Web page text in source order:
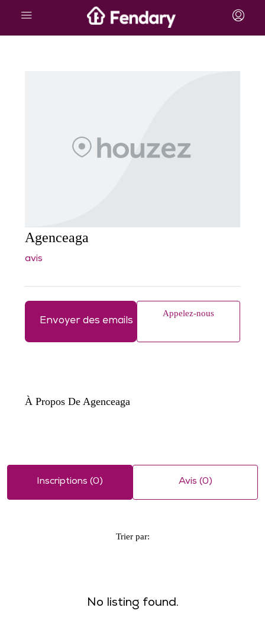
Agenceaga
avis
Envoyer des emails
Appelez-nous
À Propos De Agenceaga
Inscriptions (0) Avis (0)
Trier par:
No listing found.